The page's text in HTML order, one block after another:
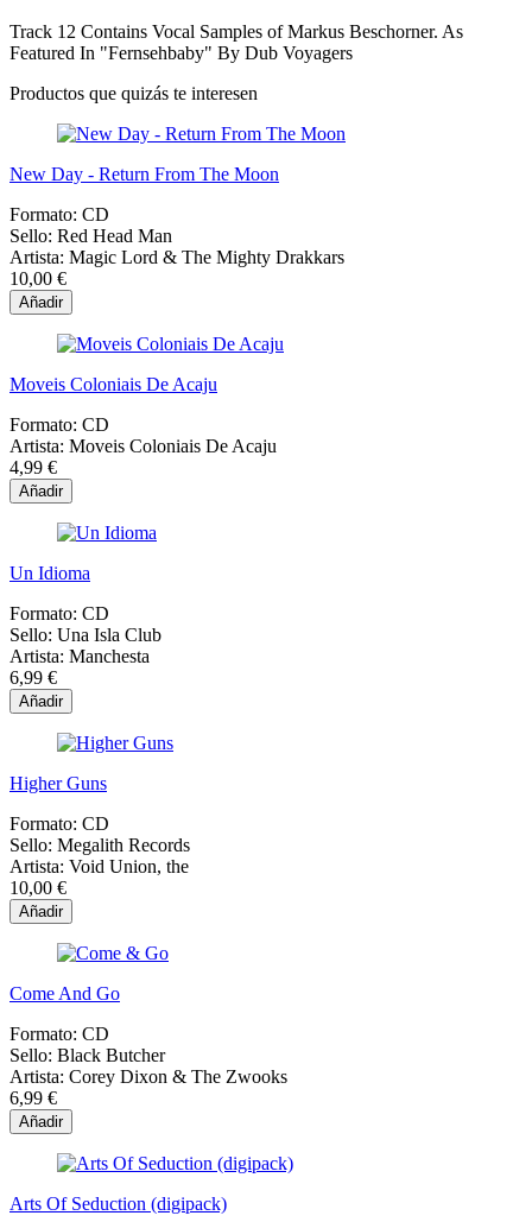
Track 12 Contains Vocal Samples of Markus Beschorner. As
Featured In "Fernsehbaby" By Dub Voyagers
Productos que quizás te interesen
New Day - Return From The Moon
Formato: CD
Sello: Red Head Man
Artista: Magic Lord & The Mighty Drakkars
10,00 €
Añadir
Moveis Coloniais De Acaju
Formato: CD
Artista: Moveis Coloniais De Acaju
4,99 €
Añadir
Un Idioma
Formato: CD
Sello: Una Isla Club
Artista: Manchesta
6,99 €
Añadir
Higher Guns
Formato: CD
Sello: Megalith Records
Artista: Void Union, the
10,00 €
Añadir
Come And Go
Formato: CD
Sello: Black Butcher
Artista: Corey Dixon & The Zwooks
6,99 €
Añadir
Arts Of Seduction (digipack)